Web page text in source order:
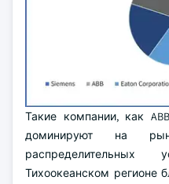
Такие компании, как
доминируют на
Тихоокеанском регионе